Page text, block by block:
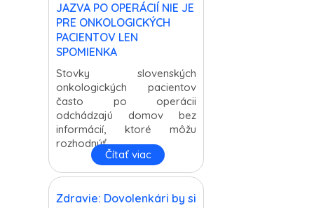
JAZVA PO OPERÁCIÍ NIE JE
PRE ONKOLOGICKÝCH
PACIENTOV LEN
SPOMIENKA
Stovky slovenských
onkologických pacientov
často po operácii
odchádzajú domov bez
informácií, ktoré môžu
rozhodnúť ...
Čítať viac
Zdravie: Dovolenkári by si